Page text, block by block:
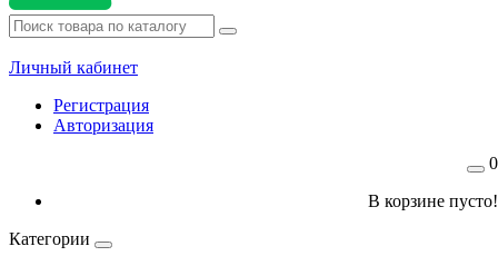
Личный кабинет
Регистрация
Авторизация
0
В корзине пусто!
Категории